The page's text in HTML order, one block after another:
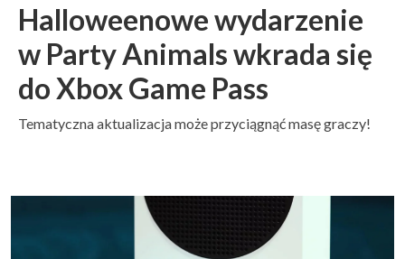
Halloweenowe wydarzenie
w Party Animals wkrada się
do Xbox Game Pass
Tematyczna aktualizacja może przyciągnąć masę graczy!